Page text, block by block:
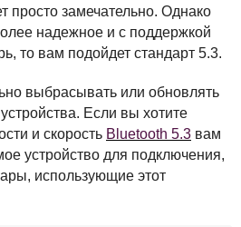
просто замечательно. Однако
надежное и с поддержкой
то вам подойдет стандарт 5.3.
выбрасывать или обновлять
Если вы хотите
и скорость Bluetooth 5.3 вам
устройство для подключения,
использующие этот